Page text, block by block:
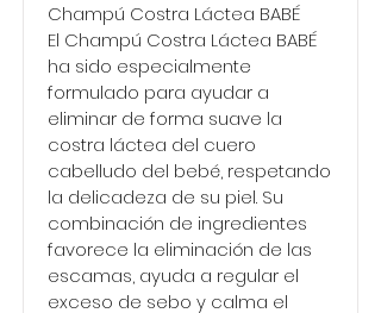
Champú Costra Láctea BABÉ
El Champú Costra Láctea BABÉ
ha sido especialmente
formulado para ayudar a
eliminar de forma suave la
costra láctea del cuero
cabelludo del bebé, respetando
la delicadeza de su piel. Su
combinación de ingredientes
favorece la eliminación de las
escamas, ayuda a regular el
exceso de sebo y calma el